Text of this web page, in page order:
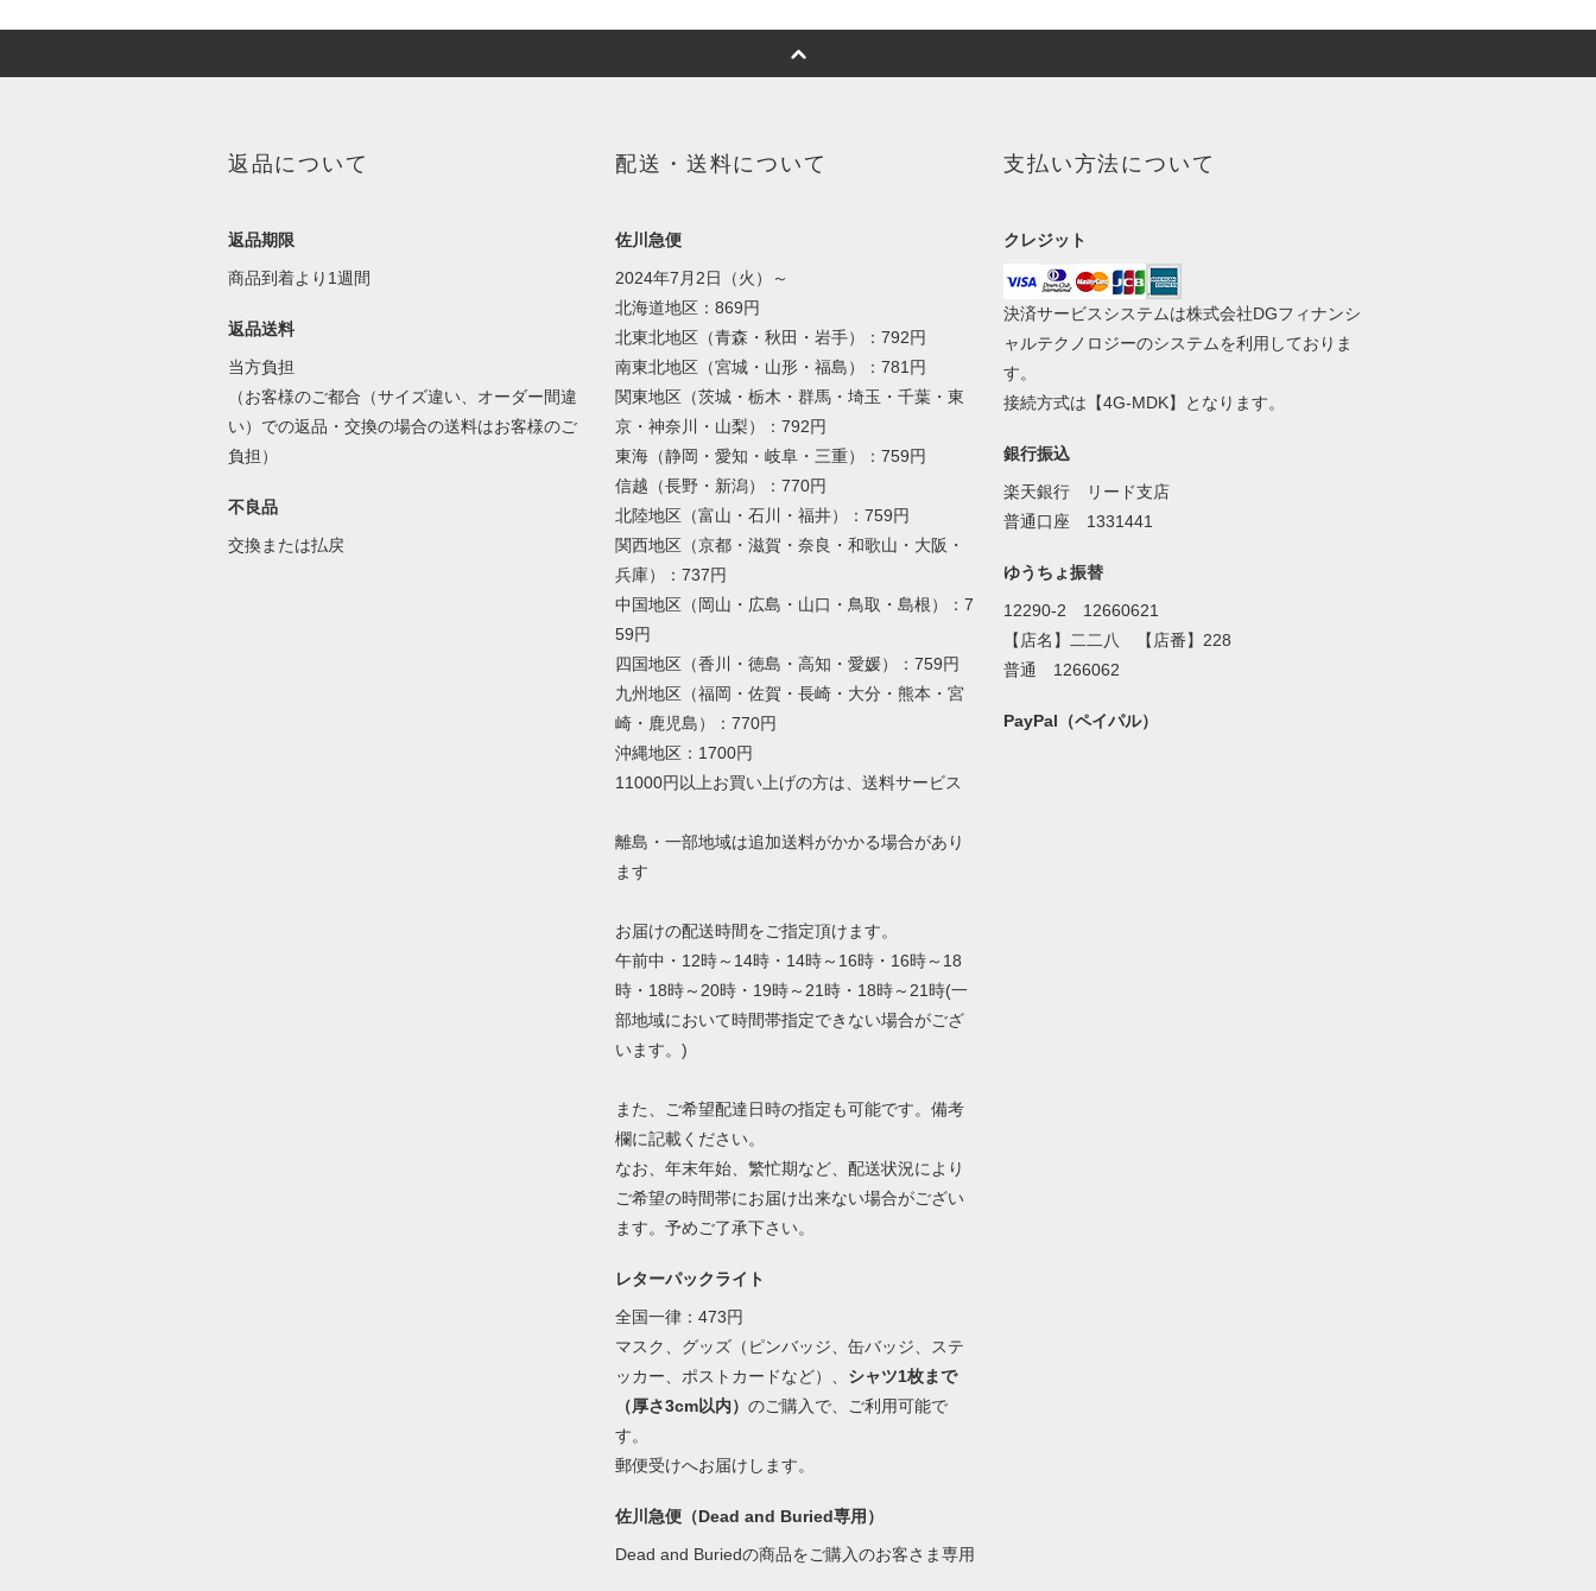
返品について
返品期限
商品到着より1週間
返品送料
当方負担
（お客様のご都合（サイズ違い、オーダー間違
い）での返品・交換の場合の送料はお客様のご
負担）
不良品
交換または払戻
配送・送料について
佐川急便
2024年7月2日（火）～
北海道地区：869円
北東北地区（青森・秋田・岩手）：792円
南東北地区（宮城・山形・福島）：781円
関東地区（茨城・栃木・群馬・埼玉・千葉・東
京・神奈川・山梨）：792円
東海（静岡・愛知・岐阜・三重）：759円
信越（長野・新潟）：770円
北陸地区（富山・石川・福井）：759円
関西地区（京都・滋賀・奈良・和歌山・大阪・
兵庫）：737円
中国地区（岡山・広島・山口・鳥取・島根）：7
59円
四国地区（香川・徳島・高知・愛媛）：759円
九州地区（福岡・佐賀・長崎・大分・熊本・宮
崎・鹿児島）：770円
沖縄地区：1700円
11000円以上お買い上げの方は、送料サービス
離島・一部地域は追加送料がかかる場合があり
ます
お届けの配送時間をご指定頂けます。
午前中・12時～14時・14時～16時・16時～18
時・18時～20時・19時～21時・18時～21時(一
部地域において時間帯指定できない場合がござ
います。)
また、ご希望配達日時の指定も可能です。備考
欄に記載ください。
なお、年末年始、繁忙期など、配送状況により
ご希望の時間帯にお届け出来ない場合がござい
ます。予めご了承下さい。
レターパックライト
全国一律：473円
マスク、グッズ（ピンバッジ、缶バッジ、ステ
ッカー、ポストカードなど）、 シャツ1枚まで
（厚さ3cm以内）のご購入で、ご利用可能で
す。
郵便受けへお届けします。
佐川急便（Dead and Buried専用）
Dead and Buriedの商品をご購入のお客さま専用
支払い方法について
クレジット
決済サービスシステムは株式会社DGフィナンシ
ャルテクノロジーのシステムを利用しておりま
す。
接続方式は【4G-MDK】となります。
銀行振込
楽天銀行 リード支店
普通口座 1331441
ゆうちょ振替
12290-2 12660621
【店名】二二八 【店番】228
普通 1266062
PayPal（ペイパル）